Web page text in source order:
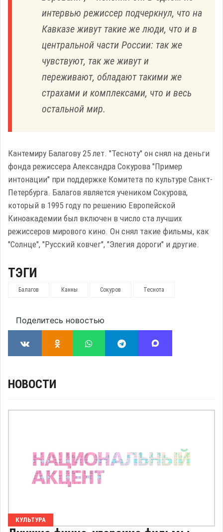
интервью режиссер подчеркнул, что на
Кавказе живут такие же люди, что и в
центральной части России: так же
чувствуют, так же живут и
переживают, обладают такими же
страхами и комплексами, что и весь
остальной мир.
Кантемиру Балагову 25 лет. "Тесноту" он снял на деньги
фонда режиссера Александра Сокурова "Пример
интонации" при поддержке Комитета по культуре Санкт-
Петербурга. Балагов является учеником Сокурова,
который в 1995 году по решению Европейской
Киноакадемии был включен в число ста лучших
режиссеров мирового кино. Он снял такие фильмы, как
"Солнце", "Русский ковчег", "Элегия дороги" и другие.
ТЭГИ
Балагов Канны Сокуров Теснота
Поделитесь новостью
НОВОСТИ
КУЛЬТУРА